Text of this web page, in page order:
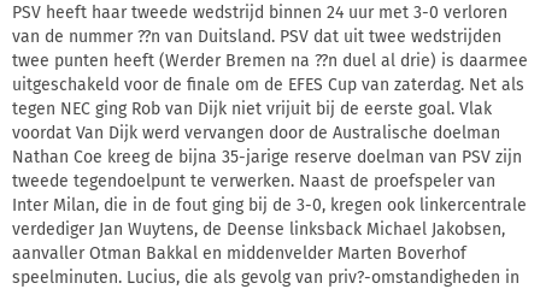
PSV heeft haar tweede wedstrijd binnen 24 uur met 3-0 verloren
van de nummer ??n van Duitsland. PSV dat uit twee wedstrijden
twee punten heeft (Werder Bremen na ??n duel al drie) is daarmee
uitgeschakeld voor de finale om de EFES Cup van zaterdag. Net als
tegen NEC ging Rob van Dijk niet vrijuit bij de eerste goal. Vlak
voordat Van Dijk werd vervangen door de Australische doelman
Nathan Coe kreeg de bijna 35-jarige reserve doelman van PSV zijn
tweede tegendoelpunt te verwerken. Naast de proefspeler van
Inter Milan, die in de fout ging bij de 3-0, kregen ook linkercentrale
verdediger Jan Wuytens, de Deense linksback Michael Jakobsen,
aanvaller Otman Bakkal en middenvelder Marten Boverhof
speelminuten. Lucius, die als gevolg van priv?-omstandigheden in